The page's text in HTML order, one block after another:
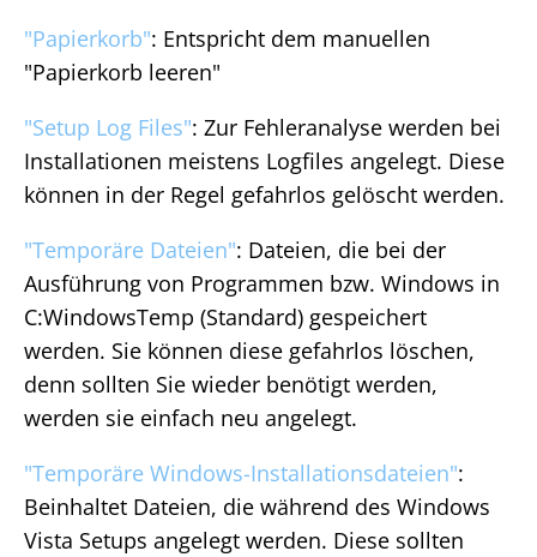
"Papierkorb": Entspricht dem manuellen
"Papierkorb leeren"
"Setup Log Files": Zur Fehleranalyse werden bei
Installationen meistens Logfiles angelegt. Diese
können in der Regel gefahrlos gelöscht werden.
"Temporäre Dateien": Dateien, die bei der
Ausführung von Programmen bzw. Windows in
C:WindowsTemp (Standard) gespeichert
werden. Sie können diese gefahrlos löschen,
denn sollten Sie wieder benötigt werden,
werden sie einfach neu angelegt.
"Temporäre Windows-Installationsdateien":
Beinhaltet Dateien, die während des Windows
Vista Setups angelegt werden. Diese sollten